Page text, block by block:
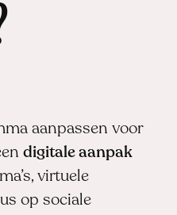
aanpassen voor
digitale aanpak
virtuele
op sociale